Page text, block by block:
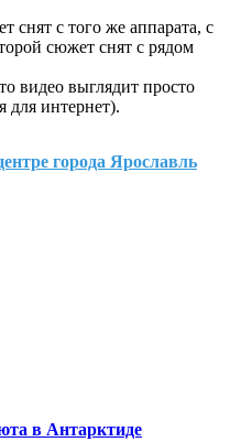
снят с того же аппарата, с
сюжет снят с рядом
видео выглядит просто
для интернет).
города Ярославль
в Антарктиде